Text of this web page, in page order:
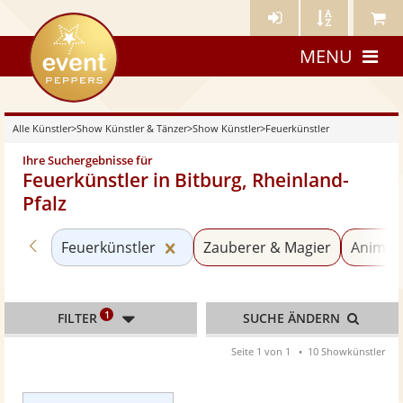
Künstler- Künstler Meine
eventpeppers
MENU
Alle Künstler>Show Künstler & Tänzer>Show Künstler>Feuerkünstler
Ihre Suchergebnisse für
Feuerkünstler in Bitburg, Rheinland-
Pfalz
Zurück zu «Show Künstler»
Feuerkünstler Kategorie «Feuerkünstler»
Zauberer & Magier
FILTER 1 SUCHE ÄNDERN
Seite 1 von 1 10 Showkünstler